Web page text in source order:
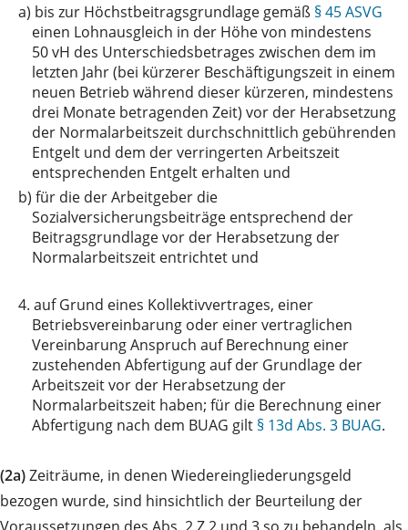
a) bis zur Höchstbeitragsgrundlage gemäß § 45 ASVG
einen Lohnausgleich in der Höhe von mindestens
50 vH des Unterschiedsbetrages zwischen dem im
letzten Jahr (bei kürzerer Beschäftigungszeit in einem
neuen Betrieb während dieser kürzeren, mindestens
drei Monate betragenden Zeit) vor der Herabsetzung
der Normalarbeitszeit durchschnittlich gebührenden
Entgelt und dem der verringerten Arbeitszeit
entsprechenden Entgelt erhalten und
b) für die der Arbeitgeber die
Sozialversicherungsbeiträge entsprechend der
Beitragsgrundlage vor der Herabsetzung der
Normalarbeitszeit entrichtet und
4. auf Grund eines Kollektivvertrages, einer
Betriebsvereinbarung oder einer vertraglichen
Vereinbarung Anspruch auf Berechnung einer
zustehenden Abfertigung auf der Grundlage der
Arbeitszeit vor der Herabsetzung der
Normalarbeitszeit haben; für die Berechnung einer
Abfertigung nach dem BUAG gilt § 13d Abs. 3 BUAG.
(2a)Zeiträume, in denen Wiedereingliederungsgeld
bezogen wurde, sind hinsichtlich der Beurteilung der